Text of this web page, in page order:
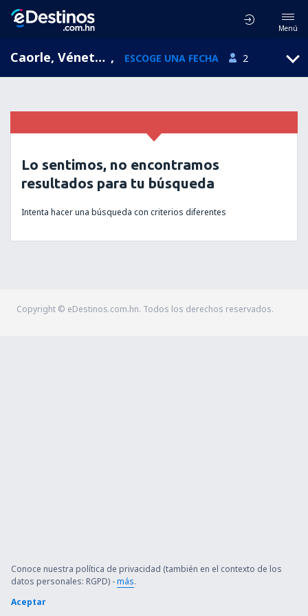
Menú
Caorle, Véneto, Italia , ESCOGE UNA FECHA 2
Lo sentimos, no encontramos
resultados para tu búsqueda
Intenta hacer una búsqueda con criterios diferentes
Copyright © eDestinos.com.hn. Todos los derechos reservados.
Conoce nuestra política de privacidad (también en el contexto de los
datos personales: RGPD) -más.
Aceptar